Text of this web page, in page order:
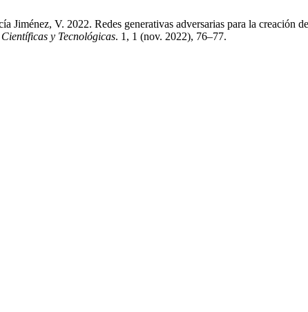
Jiménez, V. 2022. Redes generativas adversarias para la creación
y Tecnológicas. 1, 1 (nov. 2022), 76–77.